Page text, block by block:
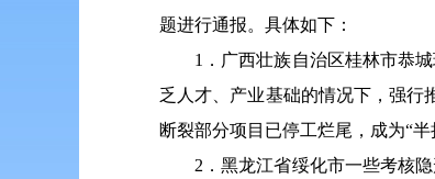
题进行通报。具体如下：
1．广西壮族自治区桂林市恭城
乏人才、产业基础的情况下，强行
断裂部分项目已停工烂尾，成为“
2．黑龙江省绥化市一些考核隐